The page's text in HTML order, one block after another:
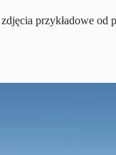
przykładowe od